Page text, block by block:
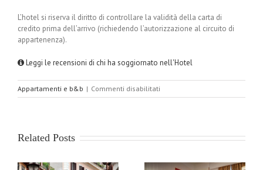
L’hotel si riserva il diritto di controllare la validità della carta di
credito prima dell’arrivo (richiedendo l’autorizzazione al circuito di
appartenenza).
Leggi le recensioni di chi ha soggiornato nell'Hotel
Appartamenti e b&b | Commenti disabilitati
Camping
Related Posts